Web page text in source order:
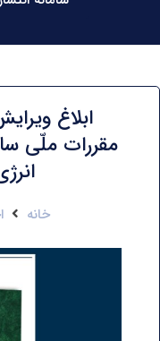
ابلاغ
مقررات ملّی
خانه